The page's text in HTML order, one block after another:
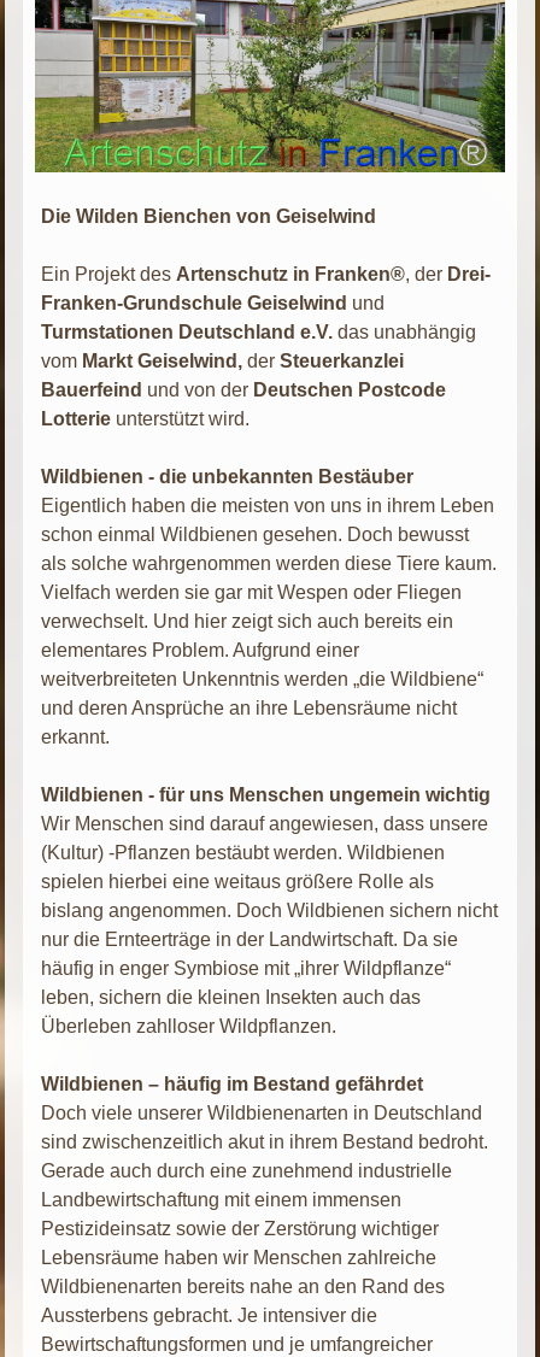
Die Wilden Bienchen von Geiselwind
Ein Projekt des Artenschutz in Franken®, der Drei-
Franken-Grundschule Geiselwind und
Turmstationen Deutschland e.V. das unabhängig
vom Markt Geiselwind,derSteuerkanzlei
Bauerfeind und von der Deutschen Postcode
Lotterie unterstützt wird.
Wildbienen - die unbekannten Bestäuber
Eigentlich haben die meisten von uns in ihrem Leben
schon einmal Wildbienen gesehen. Doch bewusst
als solche wahrgenommen werden diese Tiere kaum.
Vielfach werden sie gar mit Wespen oder Fliegen
verwechselt. Und hier zeigt sich auch bereits ein
elementares Problem. Aufgrund einer
weitverbreiteten Unkenntnis werden „die Wildbiene“
und deren Ansprüche an ihre Lebensräume nicht
erkannt.
Wildbienen - für uns Menschen ungemein wichtig
Wir Menschen sind darauf angewiesen, dass unsere
(Kultur) -Pflanzen bestäubt werden. Wildbienen
spielen hierbei eine weitaus größere Rolle als
bislang angenommen. Doch Wildbienen sichern nicht
nur die Ernteerträge in der Landwirtschaft. Da sie
häufig in enger Symbiose mit „ihrer Wildpflanze“
leben, sichern die kleinen Insekten auch das
Überleben zahlloser Wildpflanzen.
Wildbienen – häufig im Bestand gefährdet
Doch viele unserer Wildbienenarten in Deutschland
sind zwischenzeitlich akut in ihrem Bestand bedroht.
Gerade auch durch eine zunehmend industrielle
Landbewirtschaftung mit einem immensen
Pestizideinsatz sowie der Zerstörung wichtiger
Lebensräume haben wir Menschen zahlreiche
Wildbienenarten bereits nahe an den Rand des
Aussterbens gebracht. Je intensiver die
Bewirtschaftungsformen und je umfangreicher